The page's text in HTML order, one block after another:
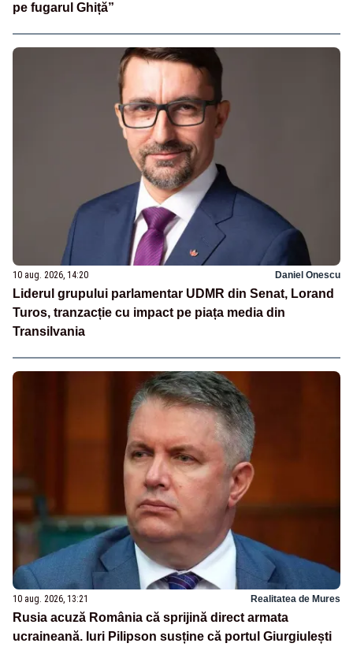
pe fugarul Ghiță”
10 aug. 2026, 14:20 Daniel Onescu
Liderul grupului parlamentar UDMR din Senat, Lorand
Turos, tranzacție cu impact pe piața media din
Transilvania
10 aug. 2026, 13:21 Realitatea de Mures
Rusia acuză România că sprijină direct armata
ucraineană. Iuri Pilipson susține că portul Giurgiulești